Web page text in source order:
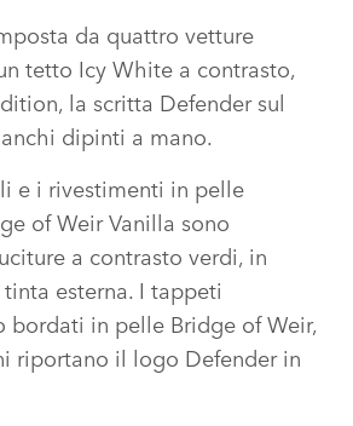
da quattro vetture
tetto Icy White a contrasto,
la scritta Defender sul
dipinti a mano.
e i rivestimenti in pelle
of Weir Vanilla sono
a contrasto verdi, in
esterna. I tappeti
bordati in pelle Bridge of Weir,
riportano il logo Defender in